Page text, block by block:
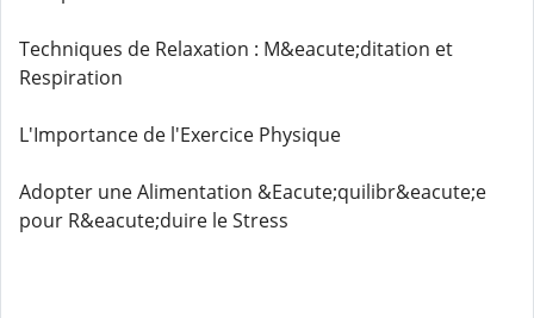
Techniques de Relaxation : M&eacute;ditation et
Respiration
L'Importance de l'Exercice Physique
Adopter une Alimentation &Eacute;quilibr&eacute;e
pour R&eacute;duire le Stress